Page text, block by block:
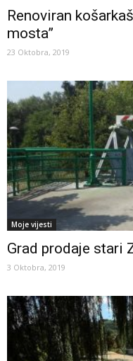
Renoviran
mosta”
23 Oktobra, 2019
Moje vijesti
Grad prodaje stari
3 Oktobra, 2019